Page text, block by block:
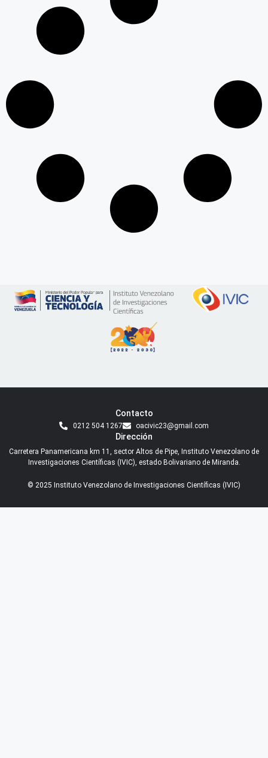
Contacto
0212 504 1267 oacivic23@gmail.com
Dirección
Carretera Panamericana km 11, sector Altos de Pipe, Instituto Venezolano de
Investigaciones Científicas (IVIC), estado Bolivariano de Miranda.
© 2025 Instituto Venezolano de Investigaciones Científicas (IVIC)